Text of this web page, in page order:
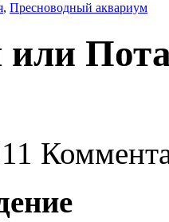
, Пресноводный аквариум
или